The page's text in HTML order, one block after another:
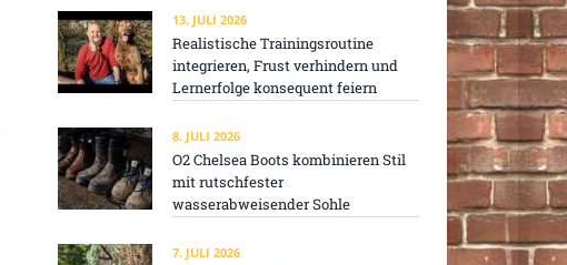
13. JULI 2026
Realistische Trainingsroutine
integrieren, Frust verhindern und
Lernerfolge konsequent feiern
8. JULI 2026
O2 Chelsea Boots kombinieren Stil
mit rutschfester
wasserabweisender Sohle
7. JULI 2026